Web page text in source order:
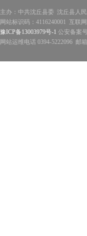
主办：中共沈丘县委 沈丘县人
网站标识码：4116240001 互联
豫ICP备13003979号-1 公安备案
网站运维电话 0394-5222096 邮